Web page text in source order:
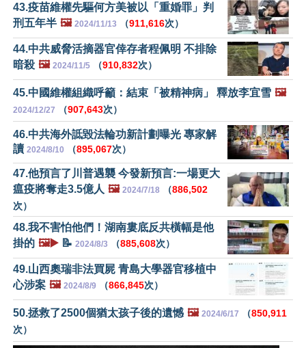
43.疫苗維權先驅何方美被以「重婚罪」判
刑五年半 🖼️ 2024/11/13 （911,616次）
44.中共威脅活摘器官倖存者程佩明 不排除
暗殺 🖼️ 2024/11/5 （910,832次）
45.中國維權組織呼籲：結束「被精神病」 釋放李宜雪 🖼️
2024/12/27 （907,643次）
46.中共海外詆毀法輪功新計劃曝光 專家解
讀 2024/8/10 （895,067次）
47.他預言了川普遇襲 今發新預言:一場更大
瘟疫將奪走3.5億人 🖼️ 2024/7/18 （886,502
次）
48.我不害怕他們！湖南婁底反共橫幅是他
掛的 🖼️▶️ 📝 2024/8/3 （885,608次）
49.山西奧瑞非法買屍 青島大學器官移植中
心涉案 🖼️ 2024/8/9 （866,845次）
50.拯救了2500個猶太孩子後的遺憾 🖼️ 2024/6/17 （850,911
次）